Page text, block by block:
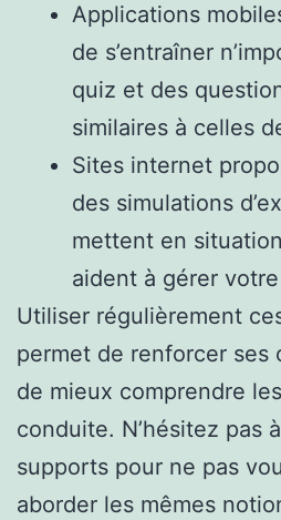
Applications
de s’entraîner
quiz et des
similaires à celles
Sites internet
des simulations
mettent en
aident à gérer
Utiliser régulièrement
permet de renforcer ses
de mieux comprendre
conduite. N’hésitez pas
supports pour ne pas
aborder les mêmes